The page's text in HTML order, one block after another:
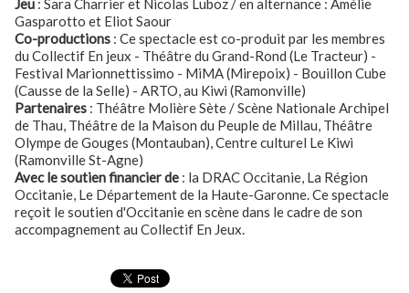
Jeu : Sara Charrier et Nicolas Luboz / en alternance : Amélie
Gasparotto et Eliot Saour
Co-productions : Ce spectacle est co-produit par les membres
du Collectif En jeux - Théâtre du Grand-Rond (Le Tracteur) -
Festival Marionnettissimo - MiMA (Mirepoix) - Bouillon Cube
(Causse de la Selle) - ARTO, au Kiwi (Ramonville)
Partenaires : Théâtre Molière Sète / Scène Nationale Archipel
de Thau, Théâtre de la Maison du Peuple de Millau, Théâtre
Olympe de Gouges (Montauban), Centre culturel Le Kiwi
(Ramonville St-Agne)
Avec le soutien financier de : la DRAC Occitanie, La Région
Occitanie, Le Département de la Haute-Garonne. Ce spectacle
reçoit le soutien d'Occitanie en scène dans le cadre de son
accompagnement au Collectif En Jeux.